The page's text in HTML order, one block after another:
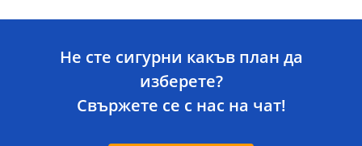
Не сте сигурни какъв план да
изберете?
Свържете се с нас на чат!